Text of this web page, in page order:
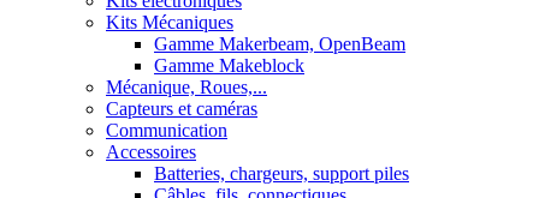
Kits Mécaniques
Gamme Makerbeam, OpenBeam
Gamme Makeblock
Mécanique, Roues,...
Capteurs et caméras
Communication
Accessoires
Batteries, chargeurs, support piles